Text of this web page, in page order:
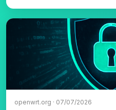
openwrt.org · 07/07/2026